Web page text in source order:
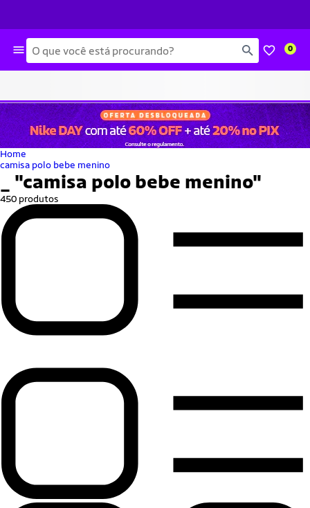
Busca 0
Home
camisa polo bebe menino
"camisa polo bebe menino"
450 produtos